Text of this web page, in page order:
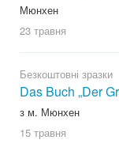
Мюнхен
23 травня
Безкоштовні зразки
Das Buch „Der
з м. Мюнхен
15 травня